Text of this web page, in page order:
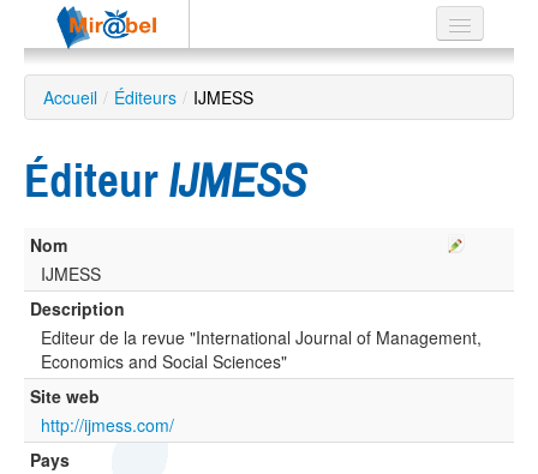
Le réseau
Soutien
Listes
Recherche
avancée
EN
ES
?
Accueil / Éditeurs / IJMESS
Éditeur IJMESS
Nom
IJMESS
Description
Editeur de la revue "International Journal of Management,
Economics and Social Sciences"
Site web
http://ijmess.com/
Pays